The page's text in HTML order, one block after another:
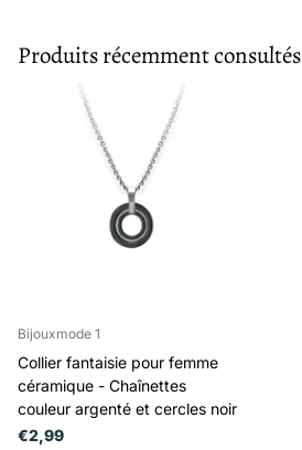
Produits récemment consultés
Bijouxmode 1
Collier fantaisie pour femme
céramique - Chaînettes
couleur argenté et cercles noir
€2,99